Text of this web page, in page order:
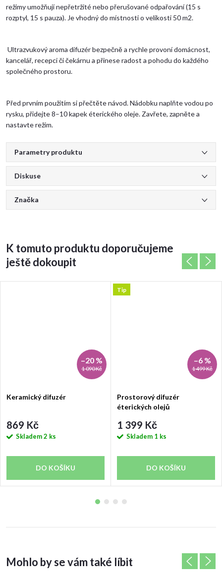
režimy umožňují nepřetržité nebo přerušované odpařování (15 s
rozptyl, 15 s pauza). Je vhodný do místnosti o velikosti 50 m2.
Ultrazvukový aroma difuzér bezpečně a rychle provoní domácnost,
kancelář, recepci či čekárnu a přinese radost a pohodu do každého
společného prostoru.
Před prvním použitím si přečtěte návod. Nádobku naplňte vodou po
rysku, přidejte 8–10 kapek éterického oleje. Zavřete, zapněte a
nastavte režim.
Parametry produktu
Diskuse
Značka
K tomuto produktu doporučujeme
ještě dokoupit
1 090 Kč
–20 %
Keramický difuzér
869 Kč
Skladem2 ks
DO KOŠÍKU
Tip
1 499 Kč
–6 %
Prostorový difuzér
éterických olejů
1 399 Kč
Skladem 1 ks
DO KOŠÍKU